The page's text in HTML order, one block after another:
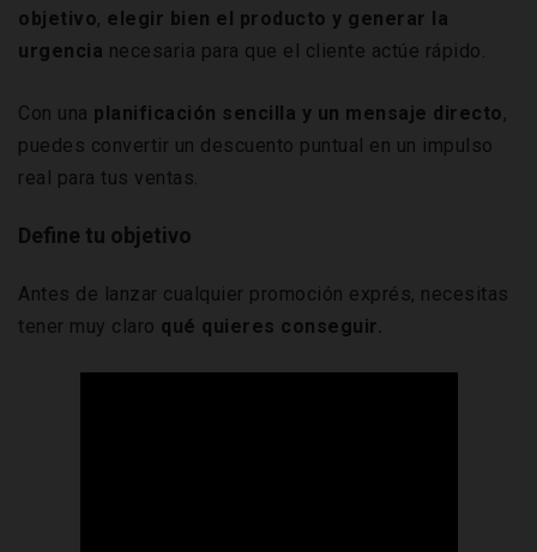
objetivo, elegir bien el producto y generar la
urgencia necesaria para que el cliente actúe rápido.
Con una planificación sencilla y un mensaje directo,
puedes convertir un descuento puntual en un impulso
real para tus ventas.
Define tu objetivo
Antes de lanzar cualquier promoción exprés, necesitas
tener muy claro qué quieres conseguir.